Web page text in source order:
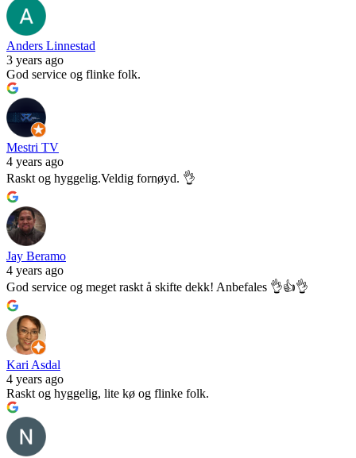
Anders Linnestad
3 years ago
God service og flinke folk.
Mestri TV
4 years ago
Raskt og hyggelig.Veldig fornøyd. 👌
Jay Beramo
4 years ago
God service og meget raskt å skifte dekk! Anbefales 👌👍👌
Kari Asdal
4 years ago
Raskt og hyggelig, lite kø og flinke folk.